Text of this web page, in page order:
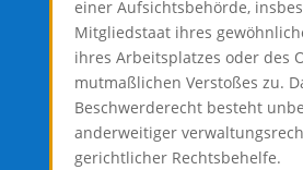
einer Aufsichtsbehörde,
Mitgliedstaat ihres
ihres Arbeitsplatzes oder des
mutmaßlichen Verstoßes zu.
Beschwerderecht besteht
anderweitiger
gerichtlicher Rechtsbehelfe.